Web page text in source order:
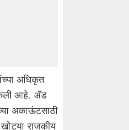
अधिकृत
केली आहे. ॲड
अकाऊंटसाठी
राजकीय